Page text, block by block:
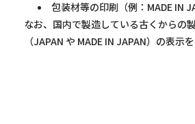
包装材等の印刷（例：MADE IN
なお、国内で製造している古くからの
（JAPAN や MADE IN JAPAN）の表示